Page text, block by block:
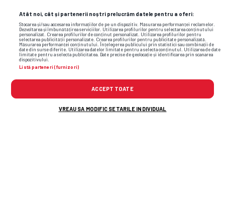
Atât noi, cât și partenerii noștri prelucrăm datele pentru a oferi:
Stocarea și/sau accesarea informațiilor de pe un dispozitiv. Măsurarea performanței reclamelor.
Dezvoltarea și îmbunătățirea serviciilor. Utilizarea profilurilor pentru selectarea conținutului
personalizat. Crearea profilurilor de conținut personalizat. Utilizarea profilurilor pentru
selectarea publicității personalizate. Crearea profilurilor pentru publicitate personalizată.
Măsurarea performanței conținutului. Înțelegerea publicului prin statistici sau combinații de
date din surse diferite. Utilizarea datelor limitate pentru a selecta conținutul. Utilizarea de date
limitate pentru a selecta publicitatea. Date precise de geolocație și identificarea prin scanarea
dispozitivului.
Listă parteneri (furnizori)
ACCEPT TOATE
VREAU SA MODIFIC SETARILE INDIVIDUAL